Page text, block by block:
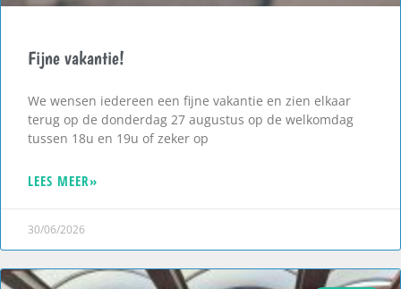
Fijne vakantie!
We wensen iedereen een fijne vakantie en zien elkaar
terug op de donderdag 27 augustus op de welkomdag
tussen 18u en 19u of zeker op
LEES MEER»
30/06/2026